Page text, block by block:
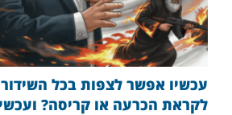
עכשיו אפשר לצפות בכל השידור
לקראת הכרעה או קריסה?